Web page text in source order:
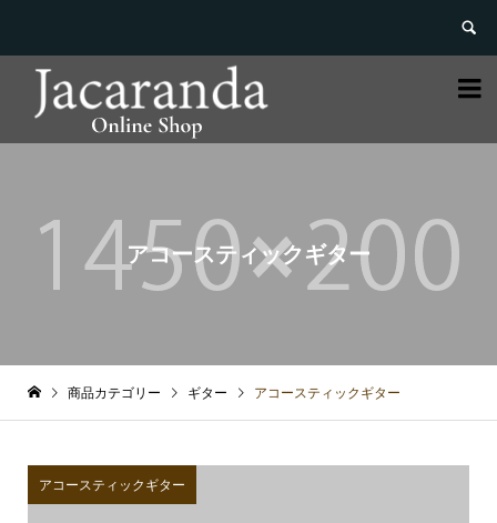


アコースティックギター
商品カテゴリー ギター アコースティックギター
アコースティックギター